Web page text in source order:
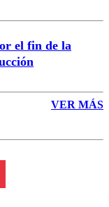
el fin de la
VER MÁS